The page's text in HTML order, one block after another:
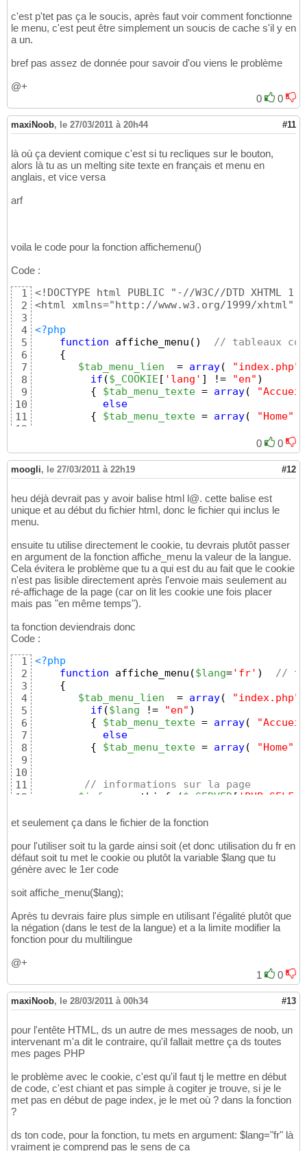
68
69
70
72
74
76
<h3> comfortable house 150 m2 - 5
   <h3> Garden with swimming-pool </h3>
   </div>
?>
c'est p'tet pas ça le soucis, après faut voir comment fonctionne
le menu, c'est peut être simplement un soucis de cache s'il y en
a un.
bref pas assez de donnée pour savoir d'ou viens le problème
@+
0
0
maxiNoob, le 27/03/2011 à 20h44 #11
là où ça devient comique c'est si tu recliques sur le bouton,
alors là tu as un melting site texte en français et menu en
anglais, et vice versa
arf
voila le code pour la fonction affichemenu()
Code :
1
2
3
4
5
6
7
8
9
10
11
12
14
15
16
18
19
20
21
22
23
24
25
26
28
29
30
31
32
33
34
35
<!DOCTYPE html PUBLIC "-//W3C//DTD
<html xmlns="http://www.w3.org/1999/xhtml"
<?php
function affiche_menu ( )
// tableaux
{
$tab_menu_lien
  =
array( "index.php"
if ($_COOKIE [ 'lang' ] != "en" )
{
$tab_menu_texte = array(
else
{
$tab_menu_texte = array( "Home"
// informations sur la page
$info = pathinfo 'PHP_SELF'
// boucle qui parcours les deux
{
$menu .= "    <li";
// si le nom du fichier
if( $info['basename'] == $lien
$menu
$menu
0 0
moogli, le 27/03/2011 à 22h19 #12
heu déjà devrait pas y avoir balise html l@. cette balise est
unique et au début du fichier html, donc le fichier qui inclus le
menu.
ensuite tu utilise directement le cookie, tu devrais plutôt passer
en argument de la fonction affiche_menu la valeur de la langue.
Cela évitera le problème que tu a qui est du au fait que le cookie
n'est pas lisible directement après l'envoie mais seulement au
ré-affichage de la page (car on lit les cookie une fois placer
mais pas "en même temps").
ta fonction deviendrais donc
Code :
1
2
3
4
5
6
7
8
9
10
11
12
14
16
17
18
20
22
23
24
25
26
27
28
29
31
32
<?php
function affiche_menu ($lang='fr' )
//
{
$tab_menu_lien
  =
array( "index.php"
if ($lang != "en" )
{
$tab_menu_texte = array(
else
{
$tab_menu_texte = array( "Home"
// informations sur la page
$info
= pathinfo ($_SERVER [ 'PHP_SELF'
$menu = "\n<div id=\"menu
// boucle qui parcours les deux
foreach($tab_menu_lien as $cle=>
{
if( $info['basename'] == $lien
$menu .= " class=\"active
$menu .= "</ul>\n</div>";
}
?>
et seulement ça dans le fichier de la fonction
pour l'utiliser soit tu la garde ainsi soit (et donc utilisation du fr en
défaut soit tu met le cookie ou plutôt la variable $lang que tu
génère avec le 1er code
soit affiche_menu($lang);
Après tu devrais faire plus simple en utilisant l'égalité plutôt que
la négation (dans le test de la langue) et a la limite modifier la
fonction pour du multilingue
@+
1
0
maxiNoob, le 28/03/2011 à 00h34 #13
pour l'entête HTML, ds un autre de mes messages de noob, un
intervenant m'a dit le contraire, qu'il fallait mettre ça ds toutes
mes pages PHP
le problème avec le cookie, c'est qu'il faut tj le mettre en début
de code, c'est chiant et pas simple à cogiter je trouve, si je le
met pas en début de page index, je le met où ? dans la fonction
?
ds ton code, pour la fonction, tu mets en argument: $lang="fr" là
vraiment je comprend pas le sens de ça